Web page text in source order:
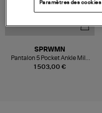
1 503,00 €
SPRWMN
Pantalon 5 Pocket Ankle Milk
Chocolate
Paramètres des cookies